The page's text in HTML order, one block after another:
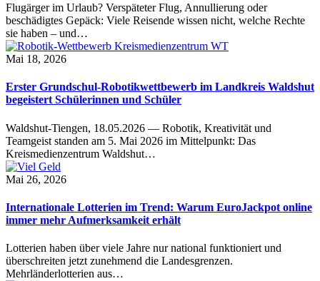
Flugärger im Urlaub? Verspäteter Flug, Annullierung oder
beschädigtes Gepäck: Viele Reisende wissen nicht, welche Rechte
sie haben – und…
Mai 18, 2026
Erster Grundschul-Robotikwettbewerb im Landkreis Waldshut
begeistert Schülerinnen und Schüler
Waldshut-Tiengen, 18.05.2026 — Robotik, Kreativität und
Teamgeist standen am 5. Mai 2026 im Mittelpunkt: Das
Kreismedienzentrum Waldshut…
Mai 26, 2026
Internationale Lotterien im Trend: Warum EuroJackpot online
immer mehr Aufmerksamkeit erhält
Lotterien haben über viele Jahre nur national funktioniert und
überschreiten jetzt zunehmend die Landesgrenzen.
Mehrländerlotterien aus…